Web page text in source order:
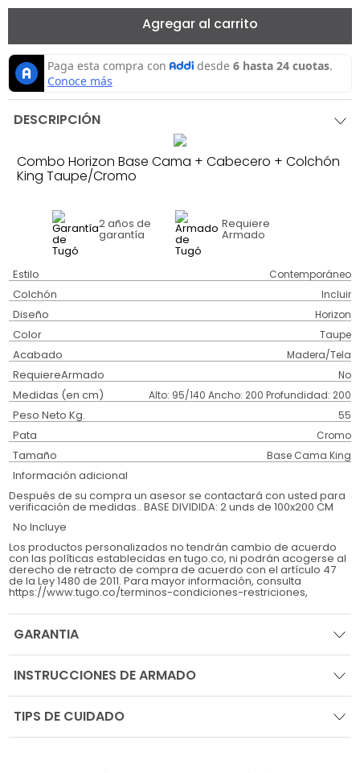
Agregar al carrito
DESCRIPCIÓN
Combo Horizon Base Cama + Cabecero + Colchón
King Taupe/Cromo
2 años de
garantía
Requiere
Armado
Estilo Contemporáneo
Colchón Incluir
Diseño Horizon
Color Taupe
Acabado Madera/Tela
RequiereArmado No
Medidas (en cm) Alto: 95/140 Ancho: 200 Profundidad: 200
Peso Neto Kg. 55
Pata Cromo
Tamaño Base Cama King
Información adicional
Después de su compra un asesor se contactará con usted para
verificación de medidas.. BASE DIVIDIDA: 2 unds de 100x200 CM
No Incluye
Los productos personalizados no tendrán cambio de acuerdo
con las políticas establecidas en tugo.co, ni podrán acogerse al
derecho de retracto de compra de acuerdo con el artículo 47
de la Ley 1480 de 2011. Para mayor información, consulta
https://www.tugo.co/terminos-condiciones-restriciones,
GARANTIA
INSTRUCCIONES DE ARMADO
TIPS DE CUIDADO